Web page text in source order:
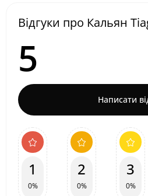
Відгуки про Кальян
5
Написати
1
0%
2
0%
3
0%